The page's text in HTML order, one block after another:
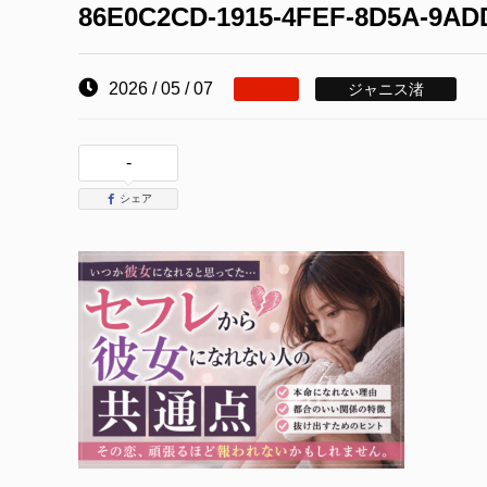
86E0C2CD-1915-4FEF-8D5A-
2026 / 05 / 07 ジャニス渚
-
シェア